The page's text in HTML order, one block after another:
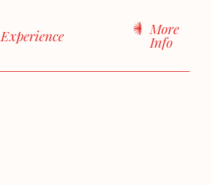
Experience More
Info